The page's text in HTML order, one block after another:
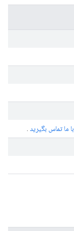
با ما تماس بگیرید